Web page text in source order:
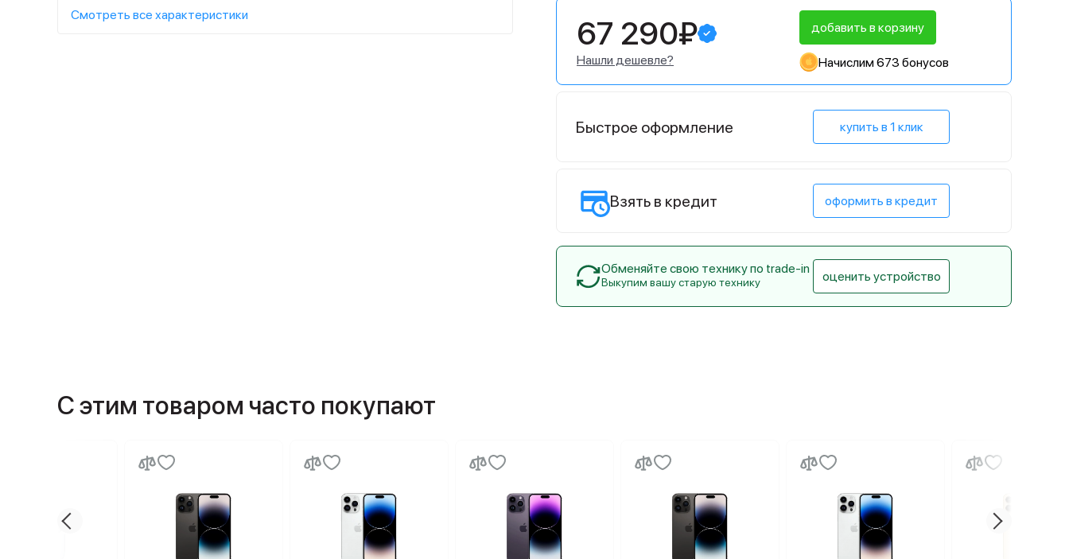
Смотреть все характеристики
67 290₽
Нашли дешевле?
добавить в корзину
Начислим 673 бонусов
Быстрое оформление купить в 1 клик
Взять в кредит оформить в кредит
Обменяйте свою технику по trade-in
Выкупим вашу старую технику оценить устройство
С этим товаром часто покупают